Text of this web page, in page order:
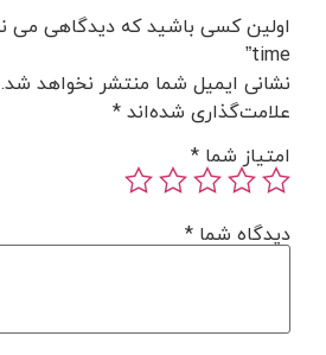
time”
نشانی ایمیل شما منتشر نخواهد شد.
علامت‌گذاری شده‌اند*
امتیاز شما *
دیدگاه شما *